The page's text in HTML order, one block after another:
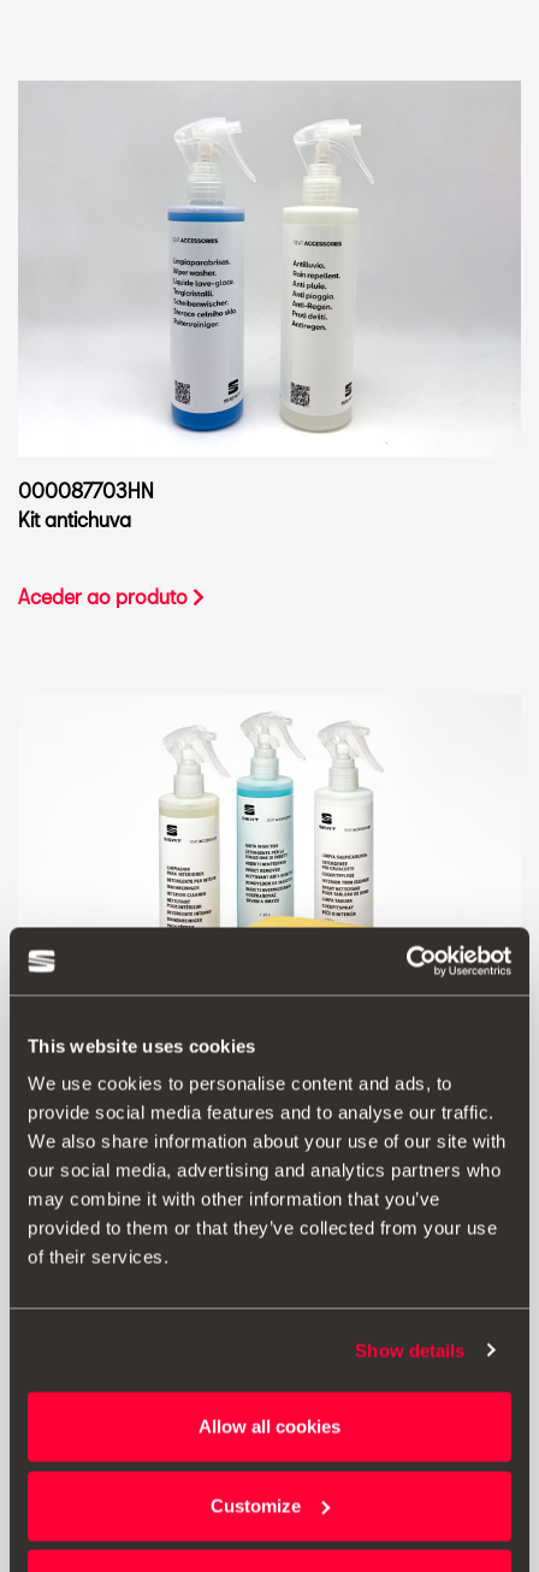
This website uses cookies
We use cookies to personalise content and ads, to
provide social media features and to analyse our traffic.
We also share information about your use of our site with
our social media, advertising and analytics partners who
may combine it with other information that you’ve
provided to them or that they’ve collected from your use
of their services.
Show details
Allow all cookies
Customize
000087703HN
Kit antichuva
Aceder ao produto
000096354B
Kit Manutenção Verão
Aceder ao produto